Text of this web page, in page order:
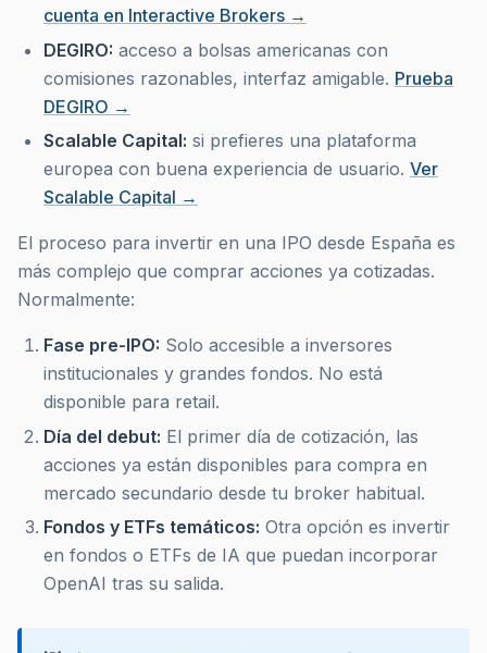
cuenta en Interactive Brokers →
DEGIRO: acceso a bolsas americanas con
comisiones razonables, interfaz amigable. Prueba
DEGIRO →
Scalable Capital: si prefieres una plataforma
europea con buena experiencia de usuario. Ver
Scalable Capital →
El proceso para invertir en una IPO desde España es
más complejo que comprar acciones ya cotizadas.
Normalmente:
Fase pre-IPO: Solo accesible a inversores
institucionales y grandes fondos. No está
disponible para retail.
Día del debut: El primer día de cotización, las
acciones ya están disponibles para compra en
mercado secundario desde tu broker habitual.
Fondos y ETFs temáticos: Otra opción es invertir
en fondos o ETFs de IA que puedan incorporar
OpenAI tras su salida.